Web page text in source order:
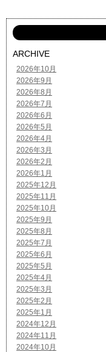
ARCHIVE
2026年10月
2026年9月
2026年8月
2026年7月
2026年6月
2026年5月
2026年4月
2026年3月
2026年2月
2026年1月
2025年12月
2025年11月
2025年10月
2025年9月
2025年8月
2025年7月
2025年6月
2025年5月
2025年4月
2025年3月
2025年2月
2025年1月
2024年12月
2024年11月
2024年10月